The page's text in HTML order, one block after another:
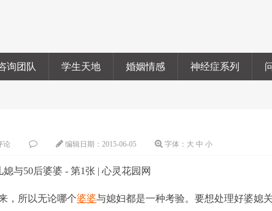
询团队 学生天地 婚姻情感 神经症系列
论 编辑日期：2015-06-05 字体： 大 中 小
，所以无论哪个婆婆与媳妇都是一种考验。要想处理好婆媳关